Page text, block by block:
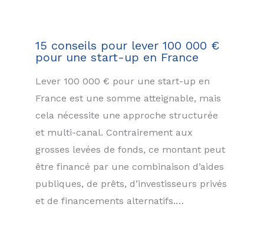
15 conseils pour lever 100 000 €
pour une start-up en France
Lever 100 000 € pour une start-up en
France est une somme atteignable, mais
cela nécessite une approche structurée
et multi-canal. Contrairement aux
grosses levées de fonds, ce montant peut
être financé par une combinaison d’aides
publiques, de prêts, d’investisseurs privés
et de financements alternatifs.…